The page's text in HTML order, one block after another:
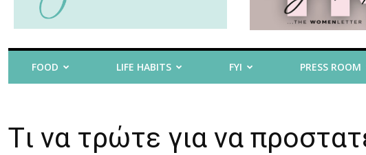
FOOD LIFE HABITS FYI PRESS ROOM
Tι να τρώτε για να